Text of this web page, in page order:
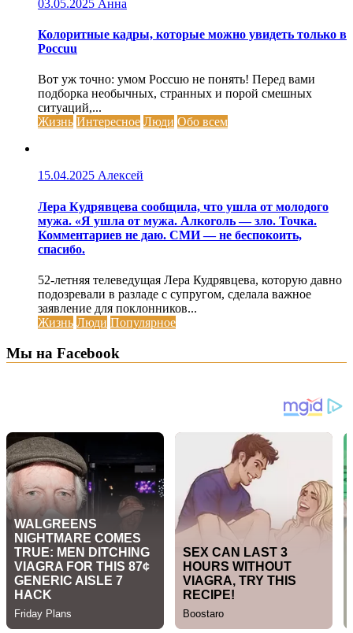
03.05.2025 Анна
Колоритные кадры, которые можно увидеть только в
Россuu
Вот уж точно: умом Россuю не понять! Перед вами
подборка необычных, странных и порой смешных
ситуаций,...
Жизнь Интересное Люди Обо всем
15.04.2025 Алексей
Лера Кудрявцева сообщила, что ушла от молодого
мужа. «Я ушла от мужа. Алкоrоль — зло. Точка.
Комментариев не даю. СМИ — не беспокоить,
спасибо.
52-летняя телеведущая Лера Кудрявцева, которую давно
подозревали в разладе с супругом, сделала важное
заявление для поклонников...
Жизнь Люди Популярное
Мы на Facebook